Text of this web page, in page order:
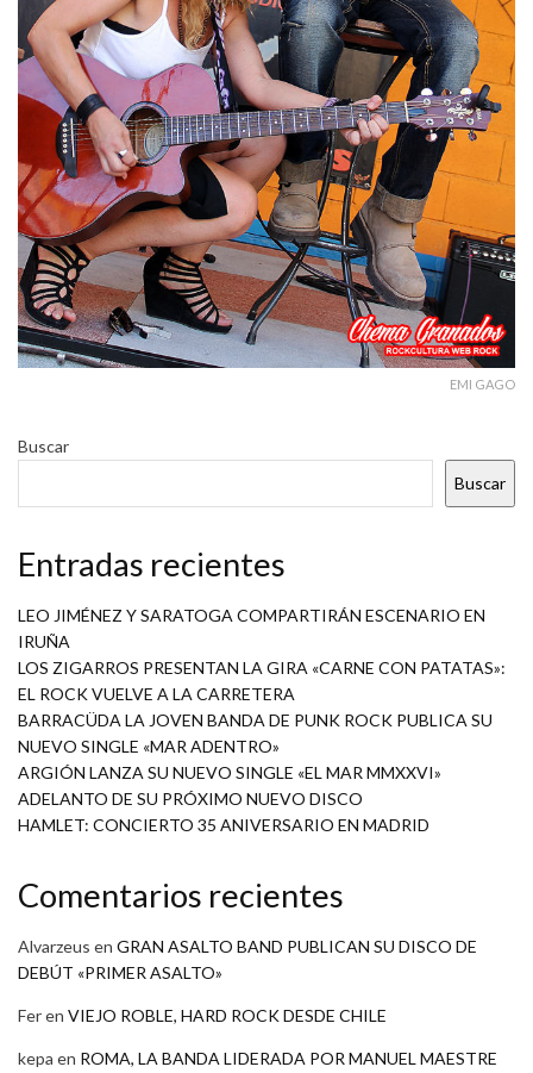
EMI GAGO
Buscar
Buscar
Entradas recientes
LEO JIMÉNEZ Y SARATOGA COMPARTIRÁN ESCENARIO EN
IRUÑA
LOS ZIGARROS PRESENTAN LA GIRA «CARNE CON PATATAS»:
EL ROCK VUELVE A LA CARRETERA
BARRACÜDA LA JOVEN BANDA DE PUNK ROCK PUBLICA SU
NUEVO SINGLE «MAR ADENTRO»
ARGIÓN LANZA SU NUEVO SINGLE «EL MAR MMXXVI»
ADELANTO DE SU PRÓXIMO NUEVO DISCO
HAMLET: CONCIERTO 35 ANIVERSARIO EN MADRID
Comentarios recientes
Alvarzeus en GRAN ASALTO BAND PUBLICAN SU DISCO DE
DEBÚT «PRIMER ASALTO»
Feren VIEJO ROBLE, HARD ROCK DESDE CHILE
kepa en ROMA, LA BANDA LIDERADA POR MANUEL MAESTRE